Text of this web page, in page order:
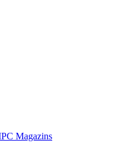
Magazins